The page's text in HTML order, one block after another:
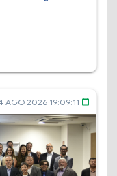
AGO 2026 19:09:11 calendar_today